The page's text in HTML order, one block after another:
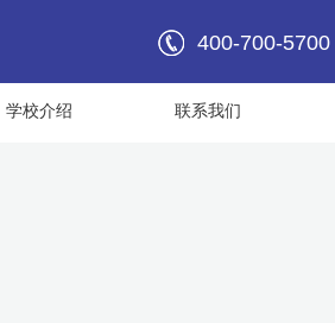
400-700-5700
学校介绍 联系我们